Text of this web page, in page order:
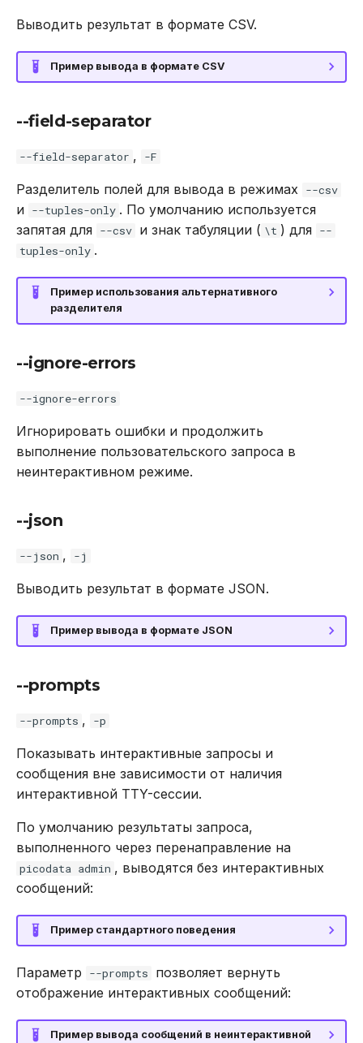
Выводить результат в формате CSV.
Пример вывода в формате CSV
--field-separator
--field-separator , -F
Разделитель полей для вывода в режимах --csv
и --tuples-only . По умолчанию используется
запятая для --csv и знак табуляции ( \t ) для --
tuples-only .
Пример использования альтернативного
разделителя
--ignore-errors
--ignore-errors
Игнорировать ошибки и продолжить
выполнение пользовательского запроса в
неинтерактивном режиме.
--json
--json , -j
Выводить результат в формате JSON.
Пример вывода в формате JSON
--prompts
--prompts , -p
Показывать интерактивные запросы и
сообщения вне зависимости от наличия
интерактивной TTY-сессии.
По умолчанию результаты запроса,
выполненного через перенаправление на
picodata admin , выводятся без интерактивных
сообщений:
Пример стандартного поведения
Параметр --prompts
позволяет вернуть
отображение интерактивных сообщений:
Пример вывода сообщений в неинтерактивной